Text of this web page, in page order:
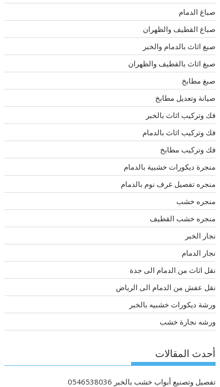
صباغ الدمام
صباغ القطيف والظهران
صبغ اثاث بالدمام والخبر
صبغ اثاث بالقطيف والظهران
صبغ مطابخ
صيانة وتعديل مطابخ
فك وتركيب اثاث بالخبر
فك وتركيب اثاث بالدمام
فك وتركيب مطابخ
منجرة ديكورات خشبية بالدمام
منجره تفصيل غرف نوم بالدمام
منجره خشب
منجره خشب القطيف
نجار الخبر
نجار الدمام
نقل اثاث من الدمام الى جدة
نقل عفش من الدمام الى الرياض
ورشة ديكورات خشبيه بالخبر
ورشه نجارة خشب
أحدث المقالات
تفصيل وتصنيع أبواب خشب بالخبر 0546538036